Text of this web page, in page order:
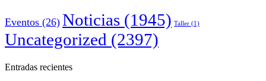
Eventos (26) Noticias (1945) Taller (1)
Uncategorized (2397)
Entradas recientes